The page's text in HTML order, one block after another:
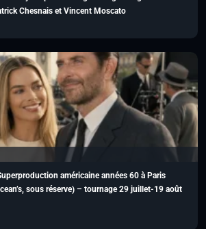
Chesnais et Vincent Moscato
américaine années 60 à Paris
sous réserve) – tournage 29 juillet-19 août